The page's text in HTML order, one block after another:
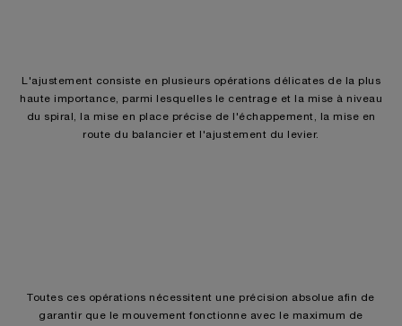
L'ajustement consiste en plusieurs opérations délicates de la plus
haute importance, parmi lesquelles le centrage et la mise à niveau
du spiral, la mise en place précise de l'échappement, la mise en
route du balancier et l'ajustement du levier.
Toutes ces opérations nécessitent une précision absolue afin de
garantir que le mouvement fonctionne avec le maximum de